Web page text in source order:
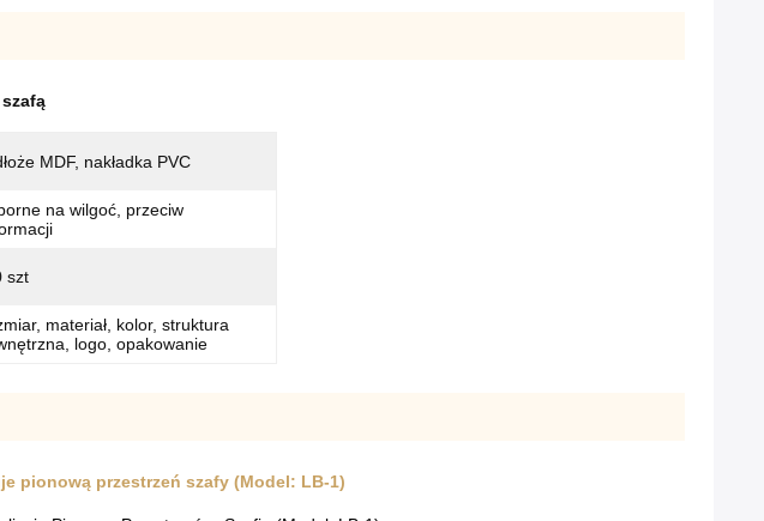
MDF, nakładka PVC
na wilgoć, przeciw
szt
materiał, kolor, struktura
logo, opakowanie
pionową przestrzeń szafy (Model: LB-1)